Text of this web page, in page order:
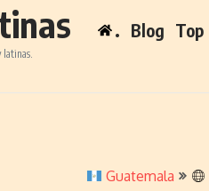
. Blog Top
Guatemala